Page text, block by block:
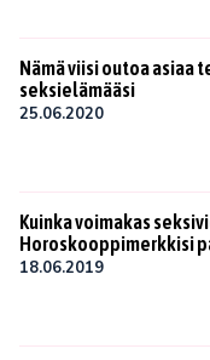
Nämä viisi outoa asiaa
seksielämääsi
25.06.2020
Kuinka voimakas
Horoskooppimerkkisi
18.06.2019